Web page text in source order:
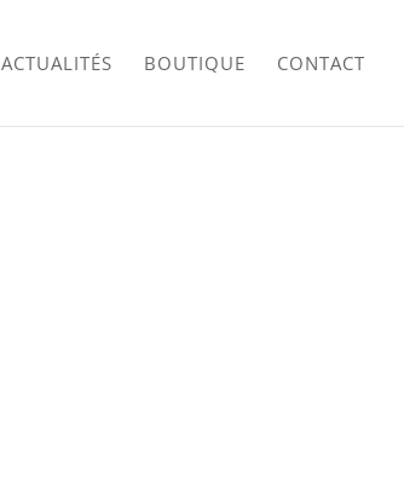
ACTUALITÉS BOUTIQUE CONTACT